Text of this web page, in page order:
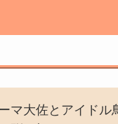
マ大佐とアイドル